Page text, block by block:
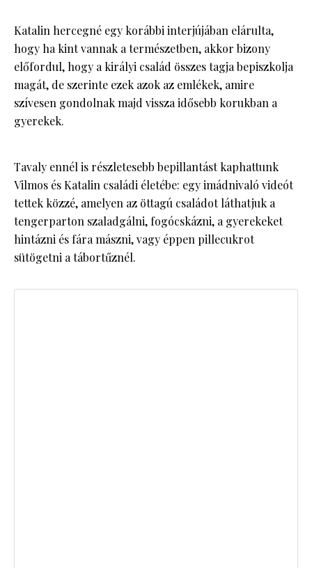
Katalin hercegné egy korábbi interjújában elárulta,
hogy ha kint vannak a természetben, akkor bizony
előfordul, hogy a királyi család összes tagja bepiszkolja
magát, de szerinte ezek azok az emlékek, amire
szívesen gondolnak majd vissza idősebb korukban a
gyerekek.
Tavaly ennél is részletesebb bepillantást kaphattunk
Vilmos és Katalin családi életébe: egy imádnivaló videót
tettek közzé, amelyen az öttagú családot láthatjuk a
tengerparton szaladgálni, fogócskázni, a gyerekeket
hintázni és fára mászni, vagy éppen pillecukrot
sütögetni a tábortűznél.